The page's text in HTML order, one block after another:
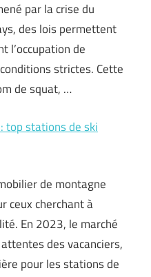
par la crise du
des lois permettent
l’occupation de
strictes. Cette
de squat, …
top stations de ski
de montagne
ceux cherchant à
En 2023, le marché
des vacanciers,
pour les stations de